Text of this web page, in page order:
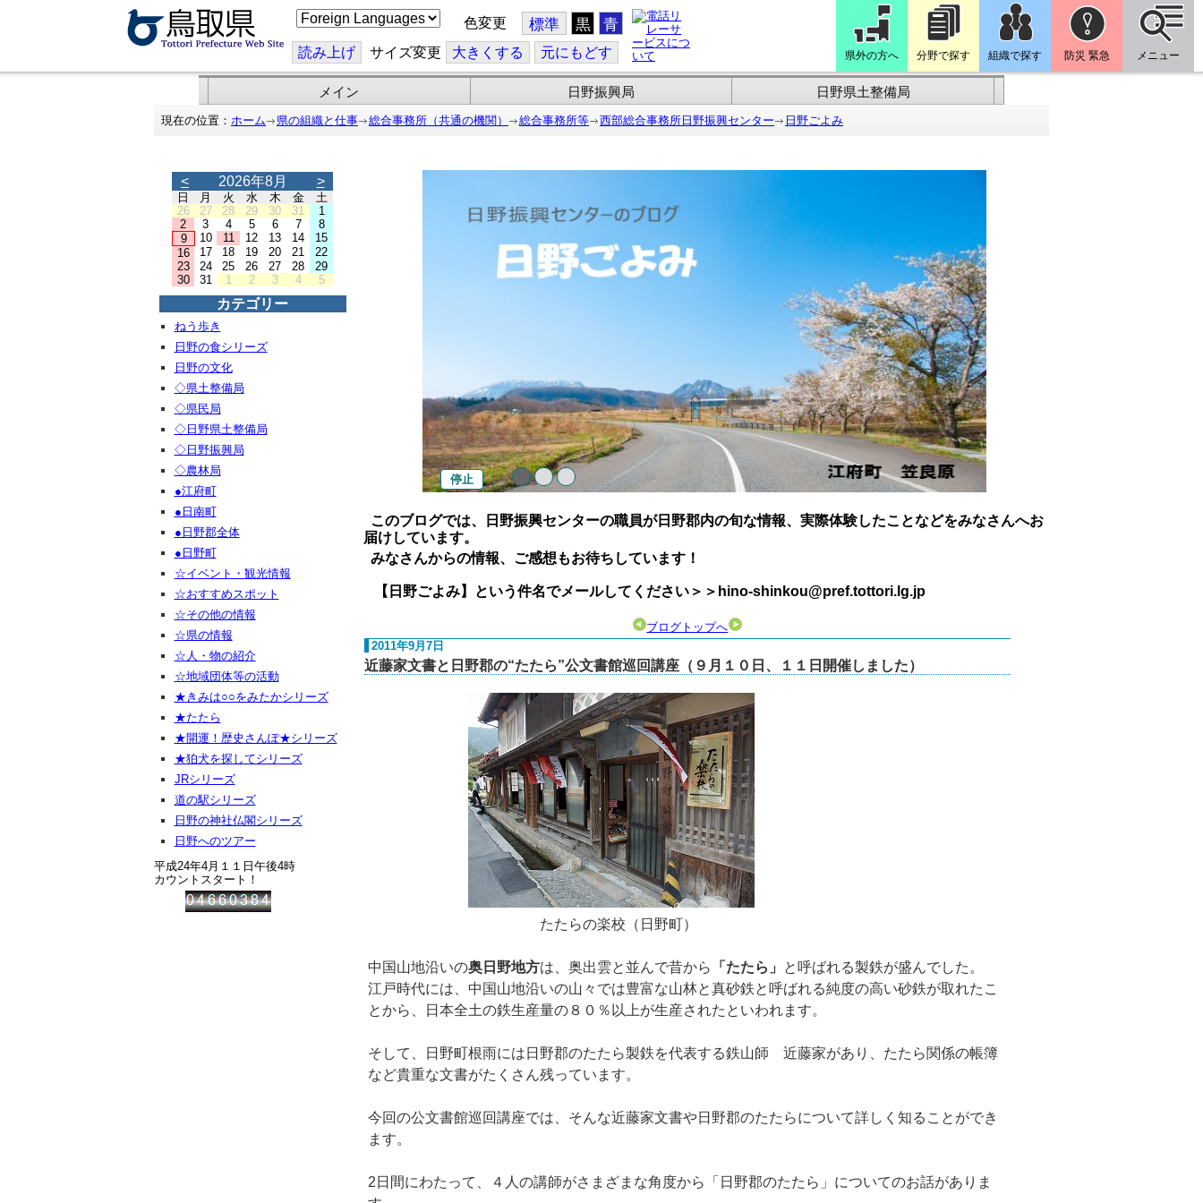
こ
の
ジ
を
訳
す
色変更 標準 黒 青
読み上げ サイズ変更 大きくする 元にもどす 県外の方へ 分野で探す 組織で探す 防災 緊急 メニュー
メイン 日野振興局 日野県土整備局
現在の位置： ホーム 県の組織と仕事 総合事務所（共通の機関） 総合事務所等 西部総合事務所日野振興センター 日野ごよみ
< 2026年8月 >
日 月 火 水 木 金
土
26
27 28 29 30 31
1
2
3 4 5 6 7
8
9
10 11 12 13 14
15
16
17 18 19 20 21
22
23
24 25 26 27 28
29
30
31 1 2 3 4 5
カテゴリー
ねう歩き
日野の食シリーズ
日野の文化
◇県土整備局
◇県民局
◇日野県土整備局
◇日野振興局
◇農林局
●江府町
●日南町
●日野郡全体
●日野町
☆イベント・観光情報
☆おすすめスポット
☆その他の情報
☆県の情報
☆人・物の紹介
☆地域団体等の活動
★きみは○○をみたかシリーズ
★たたら
★開運！歴史さんぽ★シリーズ
★狛犬を探してシリーズ
JRシリーズ
道の駅シリーズ
日野の神社仏閣シリーズ
日野へのツアー
平成24年4月１１日午後4時
カウントスタート！
停止
このブログでは、日野振興センターの職員が日野郡内の旬な情報、実際体験したことなどをみなさんへお
届けしています。
みなさんからの情報、ご感想もお待ちしています！
【日野ごよみ】という件名でメールしてください＞＞hino-shinkou@pref.tottori.lg.jp
ブログトップへ
2011年9月7日
近藤家文書と日野郡の“たたら”公文書館巡回講座（９月１０日、１１日開催しました）
たたらの楽校（日野町）
中国山地沿いの奥日野地方は、奥出雲と並んで昔から 「たたら」
と呼ばれる製鉄が盛んでした。
江戸時代には、中国山地沿いの山々では豊富な山林と真砂鉄と呼ばれる純度の高い砂鉄が取れたこ
とから、日本全土の鉄生産量の８０％以上が生産されたといわれます。
そして、日野町根雨には日野郡のたたら製鉄を代表する鉄山師 近藤家があり、たたら関係の帳簿
など貴重な文書がたくさん残っています。
今回の公文書館巡回講座では、そんな近藤家文書や日野郡のたたらについて詳しく知ることができ
ます。
2日間にわたって、４人の講師がさまざまな角度から「日野郡のたたら」についてのお話がありま